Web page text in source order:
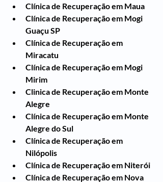
Clínica de Recuperação em Maua
Clínica de Recuperação em Mogi
Guaçu SP
Clínica de Recuperação em
Miracatu
Clínica de Recuperação em Mogi
Mirim
Clinica de Recuperação em Monte
Alegre
Clínica de Recuperação em Monte
Alegre do Sul
Clínica de Recuperação em
Nilópolis
Clínica de Recuperação em Niterói
Clínica de Recuperação em Nova